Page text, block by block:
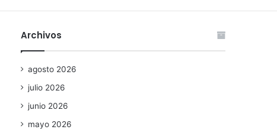
Archivos
agosto 2026
julio 2026
junio 2026
mayo 2026